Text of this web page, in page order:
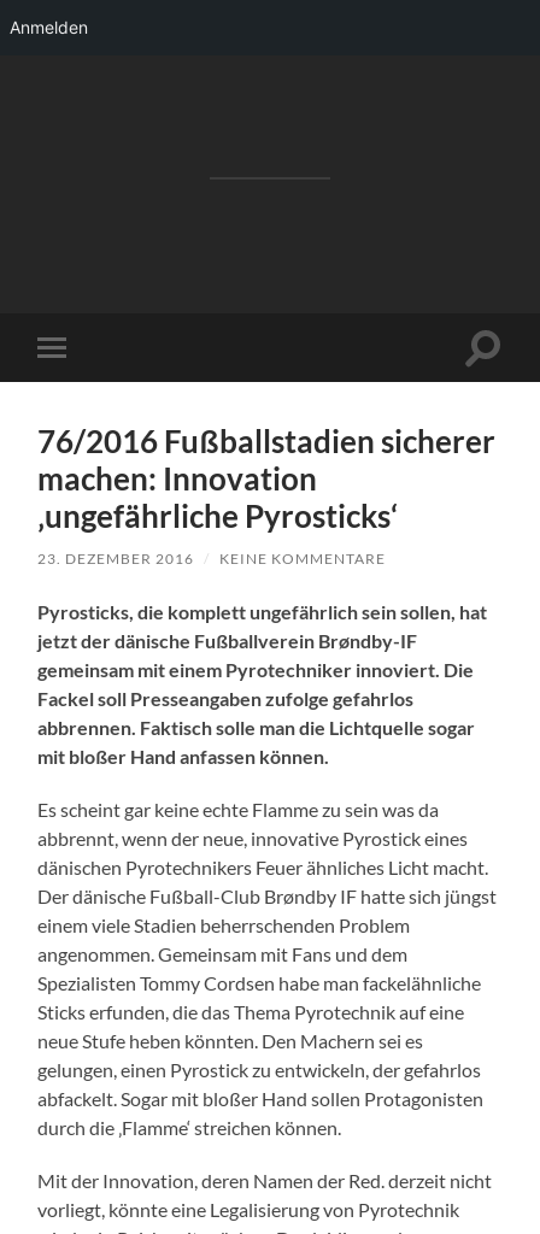
Anmelden
Mobile-
Menü
76/2016 Fußballstadien sicherer
machen: Innovation
‚ungefährliche Pyrosticks‘
23. DEZEMBER 2016 / KEINE KOMMENTARE
Pyrosticks, die komplett ungefährlich sein sollen, hat
jetzt der dänische Fußballverein Brøndby-IF
gemeinsam mit einem Pyrotechniker innoviert. Die
Fackel soll Presseangaben zufolge gefahrlos
abbrennen. Faktisch solle man die Lichtquelle sogar
mit bloßer Hand anfassen können.
Es scheint gar keine echte Flamme zu sein was da
abbrennt, wenn der neue, innovative Pyrostick eines
dänischen Pyrotechnikers Feuer ähnliches Licht macht.
Der dänische Fußball-Club Brøndby IF hatte sich jüngst
einem viele Stadien beherrschenden Problem
angenommen. Gemeinsam mit Fans und dem
Spezialisten Tommy Cordsen habe man fackelähnliche
Sticks erfunden, die das Thema Pyrotechnik auf eine
neue Stufe heben könnten. Den Machern sei es
gelungen, einen Pyrostick zu entwickeln, der gefahrlos
abfackelt. Sogar mit bloßer Hand sollen Protagonisten
durch die ‚Flamme‘ streichen können.
Mit der Innovation, deren Namen der Red. derzeit nicht
vorliegt, könnte eine Legalisierung von Pyrotechnik